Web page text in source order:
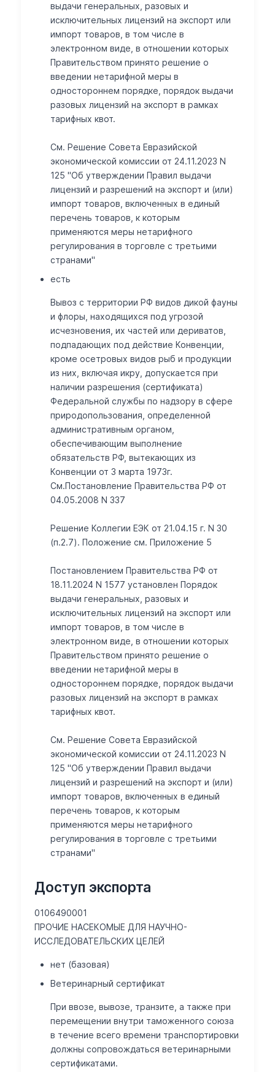
выдачи генеральных, разовых и
исключительных лицензий на экспорт или
импорт товаров, в том числе в
электронном виде, в отношении которых
Правительством принято решение о
введении нетарифной меры в
одностороннем порядке, порядок выдачи
разовых лицензий на экспорт в рамках
тарифных квот.
См. Решение Совета Евразийской
экономической комиссии от 24.11.2023 N
125 "Об утверждении Правил выдачи
лицензий и разрешений на экспорт и (или)
импорт товаров, включенных в единый
перечень товаров, к которым
применяются меры нетарифного
регулирования в торговле с третьими
странами"
есть
Вывоз с территории РФ видов дикой фауны
и флоры, находящихся под угрозой
исчезновения, их частей или дериватов,
подпадающих под действие Конвенции,
кроме осетровых видов рыб и продукции
из них, включая икру, допускается при
наличии разрешения (сертификата)
Федеральной службы по надзору в сфере
природопользования, определенной
административным органом,
обеспечивающим выполнение
обязательств РФ, вытекающих из
Конвенции от 3 марта 1973г.
См.Постановление Правительства РФ от
04.05.2008 N 337
Решение Коллегии ЕЭК от 21.04.15 г. N 30
(п.2.7). Положение см. Приложение 5
Постановлением Правительства РФ от
18.11.2024 N 1577 установлен Порядок
выдачи генеральных, разовых и
исключительных лицензий на экспорт или
импорт товаров, в том числе в
электронном виде, в отношении которых
Правительством принято решение о
введении нетарифной меры в
одностороннем порядке, порядок выдачи
разовых лицензий на экспорт в рамках
тарифных квот.
См. Решение Совета Евразийской
экономической комиссии от 24.11.2023 N
125 "Об утверждении Правил выдачи
лицензий и разрешений на экспорт и (или)
импорт товаров, включенных в единый
перечень товаров, к которым
применяются меры нетарифного
регулирования в торговле с третьими
странами"
Доступ экспорта
0106490001
ПРОЧИЕ НАСЕКОМЫЕ ДЛЯ НАУЧНО-
ИССЛЕДОВАТЕЛЬСКИХ ЦЕЛЕЙ
нет (базовая)
Ветеринарный сертификат
При ввозе, вывозе, транзите, а также при
перемещении внутри таможенного союза
в течение всего времени транспортировки
должны сопровождаться ветеринарными
сертификатами.